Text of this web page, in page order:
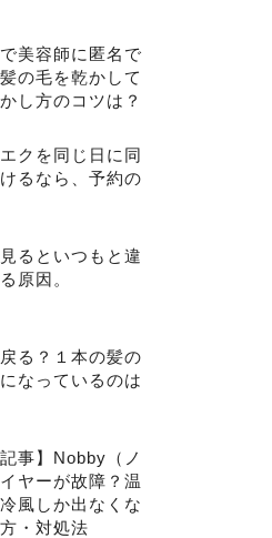
美容師に匿名で
の毛を乾かして
し方のコツは？
クを同じ日に同
るなら、予約の
るといつもと違
原因。
る？１本の髪の
なっているのは
事】Nobby（ノ
ヤーが故障？温
風しか出なくな
・対処法